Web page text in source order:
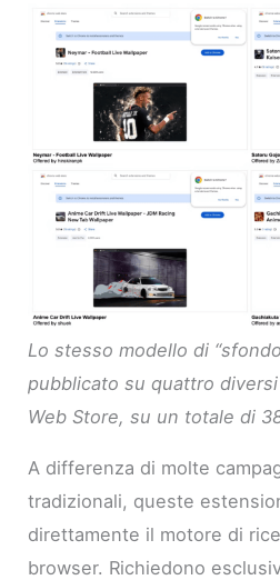
Lo stesso modello di
pubblicato su quattro
Web Store, su un totale di
A differenza di molte
tradizionali, queste
direttamente il motore di
browser. Richiedono